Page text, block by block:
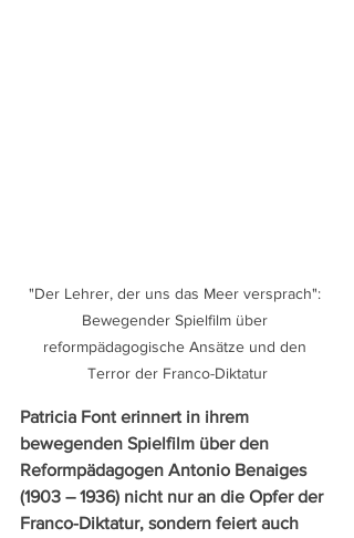
"Der Lehrer, der uns das Meer versprach":
Bewegender Spielfilm über
reformpädagogische Ansätze und den
Terror der Franco-Diktatur
Patricia Font erinnert in ihrem
bewegenden Spielfilm über den
Reformpädagogen Antonio Benaiges
(1903 – 1936) nicht nur an die Opfer der
Franco-Diktatur, sondern feiert auch